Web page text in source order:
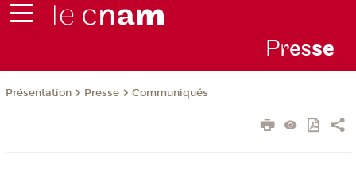
Presse
Présentation Presse Communiqués